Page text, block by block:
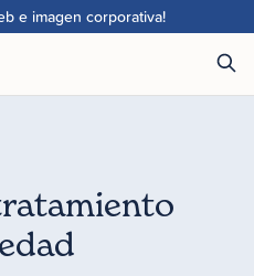
e imagen corporativa!